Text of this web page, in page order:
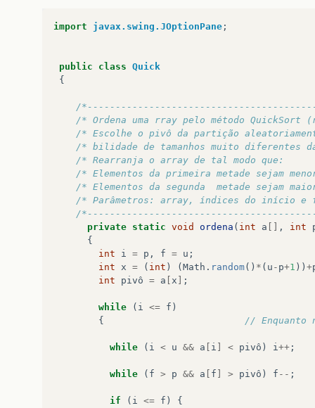
import javax.swing.JOptionPane ;
public class Quick
{
/
/* Ordena uma rray pelo método
/* Escolhe o pivô da partição
/* bilidade de tamanhos muito diferentes
/* Rearranja o array de tal modo
/* Elementos da primeira metade sejam
/* Elementos da segunda  metade
/* Parâmetros: array, índices do
/
private static void ordena ( int a , int
{
int
i = p , f = u ;
int x = ( int ) ( Math . random() * ( u - p+1 )) +
int
pivô = a x ;
while ( i <= f )
{
// Enquanto
while ( i < u && a i < pivô ) i++ ;
while ( f > p && a f > pivô ) f -- ;
if ( i <= f )
{